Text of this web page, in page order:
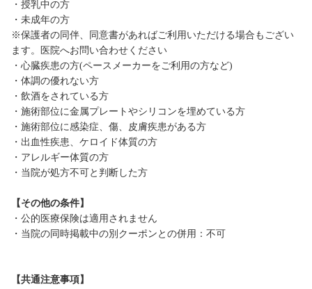
・授乳中の方
・未成年の方
※保護者の同伴、同意書があればご利用いただける場合もござい
ます。医院へお問い合わせください
・心臓疾患の方(ペースメーカーをご利用の方など)
・体調の優れない方
・飲酒をされている方
・施術部位に金属プレートやシリコンを埋めている方
・施術部位に感染症、傷、皮膚疾患がある方
・出血性疾患、ケロイド体質の方
・アレルギー体質の方
・当院が処方不可と判断した方
【その他の条件】
・公的医療保険は適用されません
・当院の同時掲載中の別クーポンとの併用：不可
【共通注意事項】